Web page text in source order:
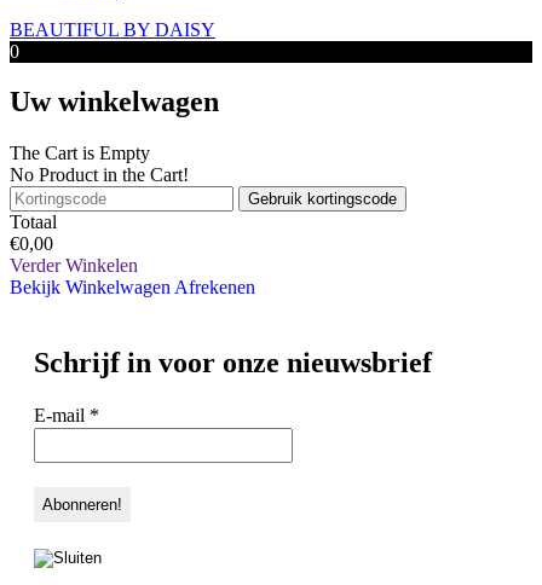
BEAUTIFUL BY DAISY
0
Uw winkelwagen
The Cart is Empty
No Product in the Cart!
Gebruik kortingscode
Totaal
€0,00
Verder Winkelen
Bekijk Winkelwagen Afrekenen
Schrijf in voor onze nieuwsbrief
E-mail *